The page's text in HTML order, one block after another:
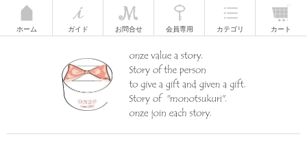
ホーム ガイド お問合せ 会員専用 カテゴリ カート